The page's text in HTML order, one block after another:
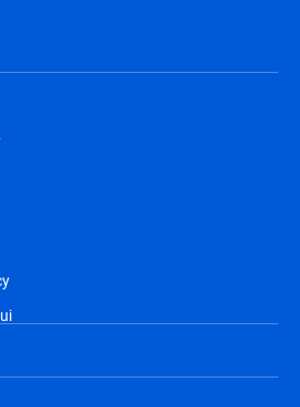
e-mail prima della
alle informazioni
e all'estensione della